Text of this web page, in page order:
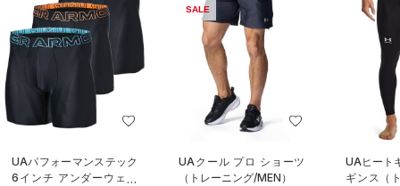
UAパフォーマンステック
6インチ アンダーウェア
SALE
UAクール プロ ショーツ
（トレーニング/MEN）
UAヒート
ギンス（